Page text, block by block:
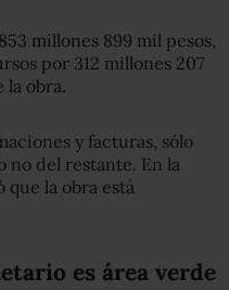
millones 899 mil pesos,
por 312 millones 207
la obra.
y facturas, sólo
no del restante. En la
la obra está
es área verde